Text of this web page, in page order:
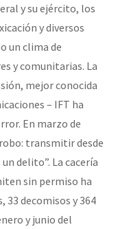
y su ejército, los
y diversos
un clima de
y comunitarias. La
mejor conocida
– IFT ha
En marzo de
transmitir desde
delito”. La cacería
sin permiso ha
33 decomisos y 364
y junio del